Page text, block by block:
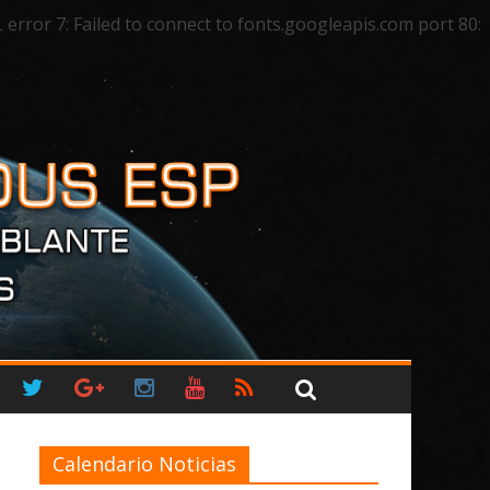
7: Failed to connect to fonts.googleapis.com port 80:
Calendario Noticias